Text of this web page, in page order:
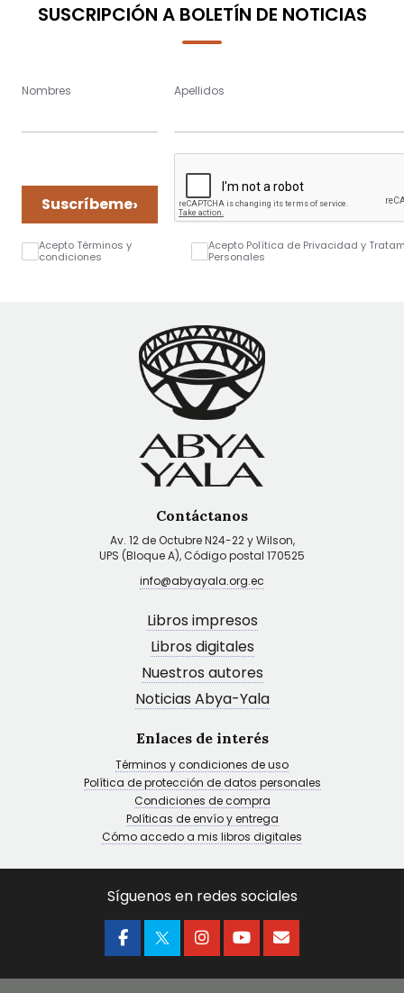
SUSCRIPCIÓN A BOLETÍN DE NOTICIAS
Nombres Apellidos
Suscríbeme›
Acepto Términos y
condiciones
Acepto Política de Privacidad y
Personales
Contáctanos
Av. 12 de Octubre N24-22 y Wilson,
UPS (Bloque A), Código postal 170525
info@abyayala.org.ec
Libros impresos
Libros digitales
Nuestros autores
Noticias Abya-Yala
Enlaces de interés
Términos y condiciones de uso
Política de protección de datos personales
Condiciones de compra
Políticas de envío y entrega
Cómo accedo a mis libros digitales
Síguenos en redes sociales